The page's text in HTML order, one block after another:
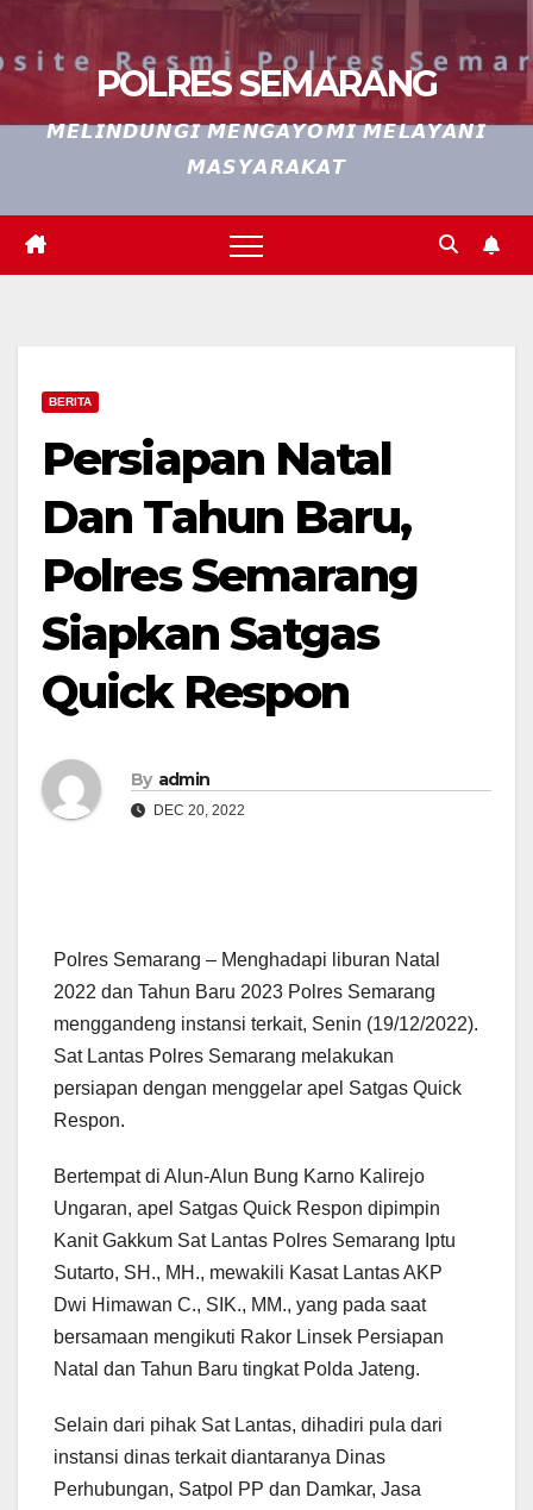
POLRES SEMARANG
𝙈𝙀𝙇𝙄𝙉𝘿𝙐𝙉𝙂𝙄 𝙈𝙀𝙉𝙂𝘼𝙔𝙊𝙈𝙄 𝙈𝙀𝙇𝘼𝙔𝘼𝙉𝙄
𝙈𝘼𝙎𝙔𝘼𝙍𝘼𝙆𝘼𝙏
BERITA
Persiapan Natal
Dan Tahun Baru,
Polres Semarang
Siapkan Satgas
Quick Respon
By admin
DEC 20, 2022
Polres Semarang – Menghadapi liburan Natal
2022 dan Tahun Baru 2023 Polres Semarang
menggandeng instansi terkait, Senin (19/12/2022).
Sat Lantas Polres Semarang melakukan
persiapan dengan menggelar apel Satgas Quick
Respon.
Bertempat di Alun-Alun Bung Karno Kalirejo
Ungaran, apel Satgas Quick Respon dipimpin
Kanit Gakkum Sat Lantas Polres Semarang Iptu
Sutarto, SH., MH., mewakili Kasat Lantas AKP
Dwi Himawan C., SIK., MM., yang pada saat
bersamaan mengikuti Rakor Linsek Persiapan
Natal dan Tahun Baru tingkat Polda Jateng.
Selain dari pihak Sat Lantas, dihadiri pula dari
instansi dinas terkait diantaranya Dinas
Perhubungan, Satpol PP dan Damkar, Jasa